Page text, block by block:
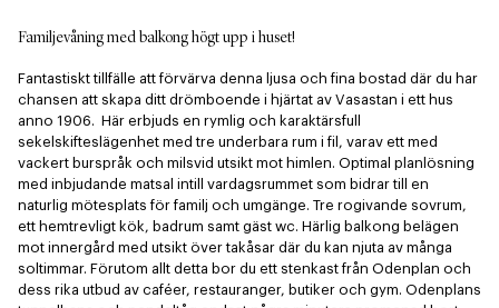
Familjevåning med balkong högt upp i huset!
Fantastiskt tillfälle att förvärva denna ljusa och fina bostad där du har
chansen att skapa ditt drömboende i hjärtat av Vasastan i ett hus
anno 1906.  Här erbjuds en rymlig och karaktärsfull
sekelskifteslägenhet med tre underbara rum i fil, varav ett med
vackert burspråk och milsvid utsikt mot himlen. Optimal planlösning
med inbjudande matsal intill vardagsrummet som bidrar till en
naturlig mötesplats för familj och umgänge. Tre rogivande sovrum,
ett hemtrevligt kök, badrum samt gäst wc. Härlig balkong belägen
mot innergård med utsikt över takåsar där du kan njuta av många
soltimmar. Förutom allt detta bor du ett stenkast från Odenplan och
dess rika utbud av caféer, restauranger, butiker och gym. Odenplans